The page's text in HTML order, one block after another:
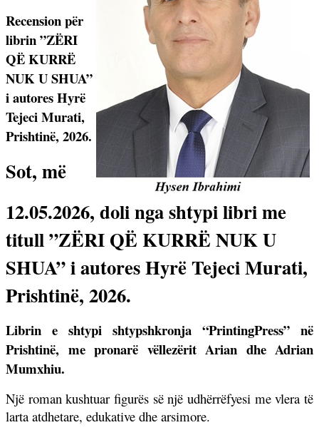
Recension për
librin ”ZËRI
QË KURRË
NUK U SHUA”
i autores Hyrë
Tejeci Murati,
Prishtinë, 2026.
Sot, më
12.05.2026, doli nga shtypi libri me
titull ”ZËRI QË KURRË NUK U
SHUA” i autores Hyrë Tejeci Murati,
Prishtinë, 2026.
Librin e shtypi shtypshkronja “PrintingPress” në
Prishtinë, me pronarë vëllezërit Arian dhe Adrian
Mumxhiu.
Një roman kushtuar figurës së një udhërrëfyesi me vlera të
larta atdhetare, edukative dhe arsimore.